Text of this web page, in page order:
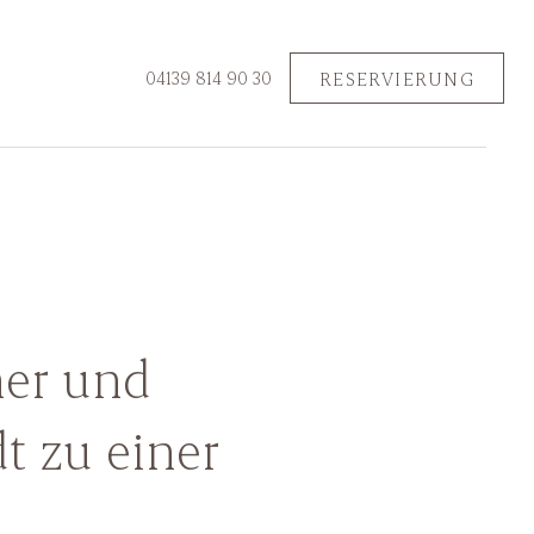
04139 814 90 30 RESERVIERUNG
und
zu einer